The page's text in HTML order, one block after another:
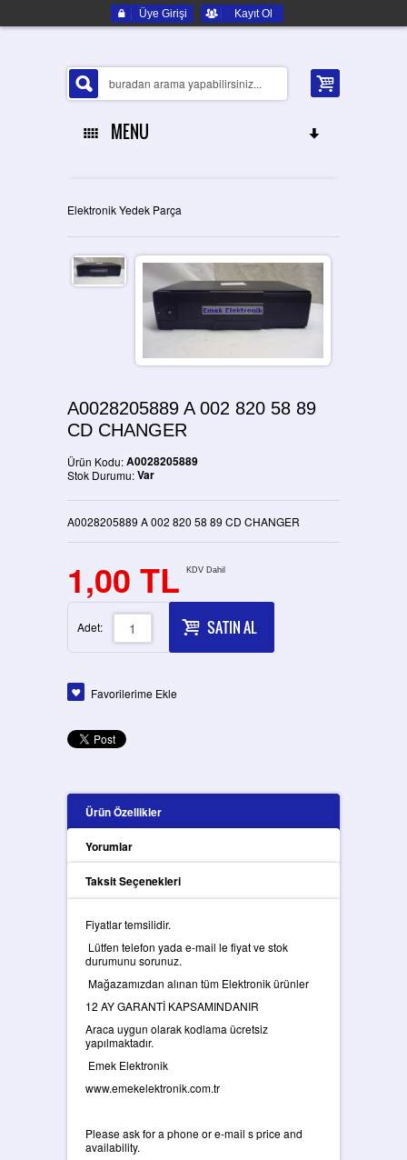
Üye Girişi Kayıt Ol
MENU
ELEKTRONIK YEDEK PARÇA
Elektronik Yedek Parça
A0028205889 A 002 820 58 89
CD CHANGER
Ürün Kodu:A0028205889
Stok Durumu:Var
A0028205889 A 002 820 58 89 CD CHANGER
1,00 TL KDV Dahil
Adet: SATIN AL
Favorilerime Ekle
Ürün Özellikler
Yorumlar
Taksit Seçenekleri
Fiyatlar temsilidir.
Lütfen telefon yada e-mail le fiyat ve stok
durumunu sorunuz.
Mağazamızdan alınan tüm Elektronik ürünler
12 AY GARANTİ KAPSAMINDANIR
Araca uygun olarak kodlama ücretsiz
yapılmaktadır.
Emek Elektronik
www.emekelektronik.com.tr
Please ask for a phone or e-mail s price and
availability.